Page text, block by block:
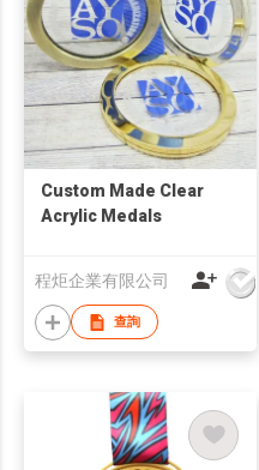
Custom Made Clear
Acrylic Medals
程炬企業有限公司
查詢